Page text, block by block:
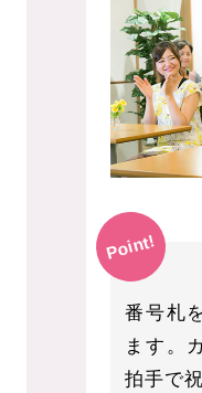
Point!
番号札
ます。
拍手で